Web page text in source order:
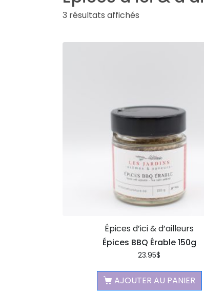
3 résultats affichés
Épices d’ici & d’ailleurs
Épices BBQ Érable 150g
23.95$
AJOUTER AU PANIER